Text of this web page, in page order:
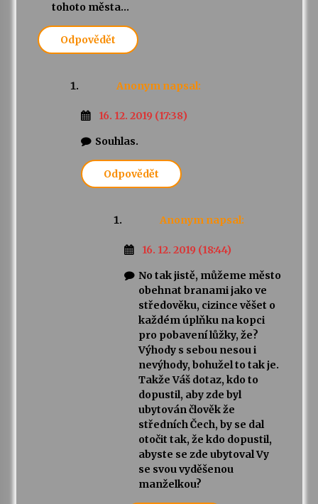
tohoto města…
Odpovědět
Anonym napsal:
16. 12. 2019 (17:38)
Souhlas.
Odpovědět
Anonym napsal:
16. 12. 2019 (18:44)
No tak jistě, můžeme město
obehnat branami jako ve
středověku, cizince věšet o
každém úplňku na kopci
pro pobavení lůžky, že?
Výhody s sebou nesou i
nevýhody, bohužel to tak je.
Takže Váš dotaz, kdo to
dopustil, aby zde byl
ubytován člověk že
středních Čech, by se dal
otočit tak, že kdo dopustil,
abyste se zde ubytoval Vy
se svou vyděšenou
manželkou?